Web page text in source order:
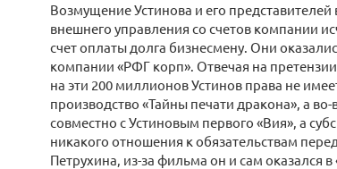
Возмущение Устинова и его
внешнего управления со счетов компании
счет оплаты долга бизнесмену. Они
компании «РФГ корп». Отвечая на
на эти 200 миллионов Устинов права не
производство «Тайны печати дракона», а
совместно с Устиновым первого «Вия», а
никакого отношения к обязательствам
Петрухина, из-за фильма он и сам оказался